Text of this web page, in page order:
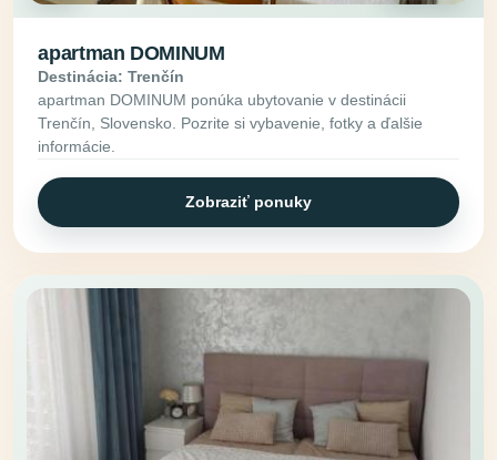
apartman DOMINUM
Destinácia: Trenčín
apartman DOMINUM ponúka ubytovanie v destinácii
Trenčín, Slovensko. Pozrite si vybavenie, fotky a ďalšie
informácie.
Zobraziť ponuky